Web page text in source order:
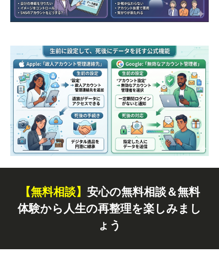
【無料相談】 安心の無料相談＆無料
体験から人生の再整理を楽しみまし
ょう